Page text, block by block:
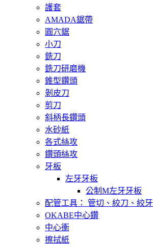
護套
AMADA鋸帶
圓穴鋸
小刀
銑刀
銑刀研磨機
錐型鑽頭
剝皮刀
剪刀
斜柄長鑽頭
水砂紙
各式絲攻
鑽頭絲攻
牙板
左牙牙板
公制M左牙牙板
配管工具： 管切、絞刀、絞牙
OKABE中心鑽
中心衝
擦拭紙